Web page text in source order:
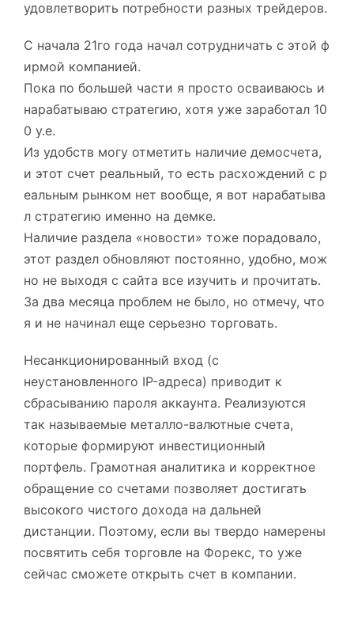
удовлетворить потребности разных трейдеров.
С начала 21го года начал сотрудничать с этой ф
ирмой компанией.
Пока по большей части я просто осваиваюсь и
нарабатываю стратегию, хотя уже заработал 10
0 у.е.
Из удобств могу отметить наличие демосчета,
и этот счет реальный, то есть расхождений с р
еальным рынком нет вообще, я вот нарабатыва
л стратегию именно на демке.
Наличие раздела «новости» тоже порадовало,
этот раздел обновляют постоянно, удобно, мож
но не выходя с сайта все изучить и прочитать.
За два месяца проблем не было, но отмечу, что
я и не начинал еще серьезно торговать.
Несанкционированный вход (с
неустановленного IP-адреса) приводит к
сбрасыванию пароля аккаунта. Реализуются
так называемые металло-валютные счета,
которые формируют инвестиционный
портфель. Грамотная аналитика и корректное
обращение со счетами позволяет достигать
высокого чистого дохода на дальней
дистанции. Поэтому, если вы твердо намерены
посвятить себя торговле на Форекс, то уже
сейчас сможете открыть счет в компании.